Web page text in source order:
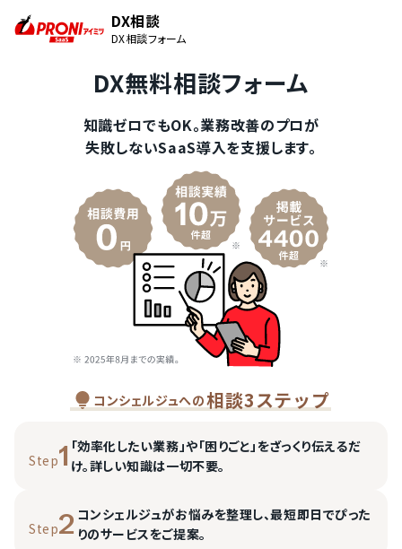
DX相談
DX相談フォーム
DX無料相談フォーム
知識ゼロでもOK。業務改善のプロが
失敗しないSaaS導入を支援します。
コンシェルジュへの相談3ステップ
Step1 「効率化したい業務」や「困りごと」をざっくり伝えるだ
け。詳しい知識は一切不要。
Step2 コンシェルジュがお悩みを整理し、最短即日でぴった
りのサービスをご提案。